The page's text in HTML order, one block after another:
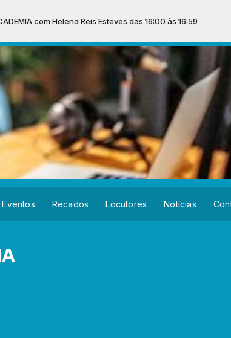
Helena Reis Esteves das 16:00 às 16:59
Eventos Recados Locutores Notícias